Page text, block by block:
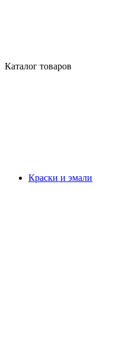
Каталог товаров
Краски и эмали